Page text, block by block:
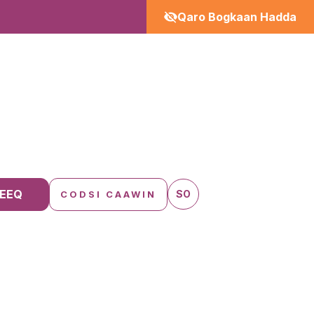
Qaro Bogkaan Hadda
CODSI CAAWIN SO